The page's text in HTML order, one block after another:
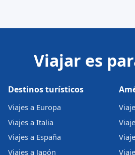
Viajar es
Destinos turísticos
Viajes a Europa
Viajes a Italia
Viajes a España
Viajes a Japón